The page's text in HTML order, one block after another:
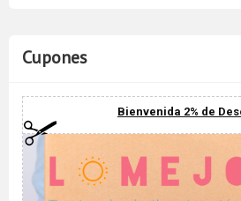
Cupones
Bienvenida 2% de